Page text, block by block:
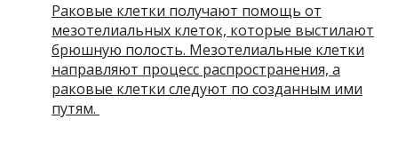
Раковые клетки получают помощь от
мезотелиальных клеток, которые выстилают
брюшную полость. Мезотелиальные клетки
направляют процесс распространения, а
раковые клетки следуют по созданным ими
путям.